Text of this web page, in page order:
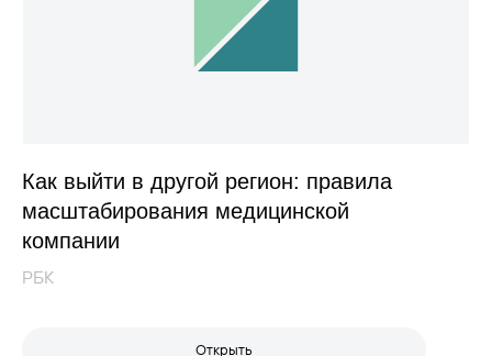
Как выйти в другой регион: правила
масштабирования медицинской
компании
РБК
Открыть